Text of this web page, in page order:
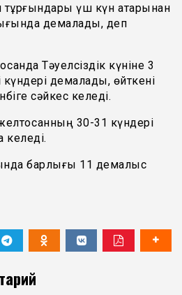
тұрғындары үш күн қатарынан
демалады, деп
Тәуелсіздік күніне 3
демалады, өйткені
сәйкес келеді.
30-31 күндері
келеді.
барлығы 11 демалыс